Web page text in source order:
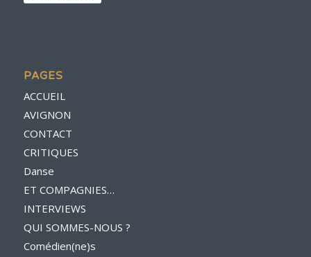
PAGES
ACCUEIL
AVIGNON
CONTACT
CRITIQUES
Danse
ET COMPAGNIES…
INTERVIEWS
QUI SOMMES-NOUS ?
Comédien(ne)s